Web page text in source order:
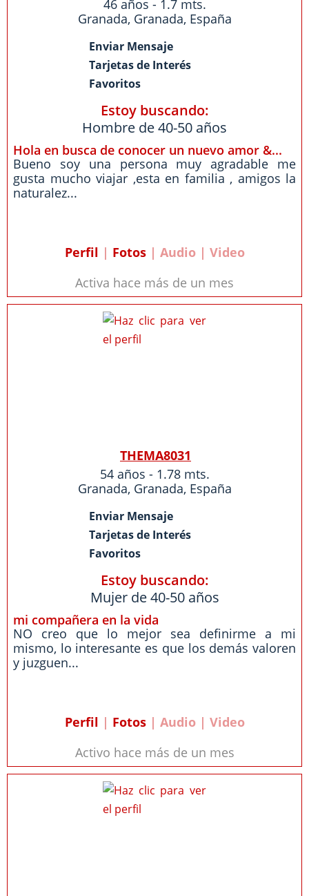
46 años - 1.7 mts.
Granada, Granada, España
Enviar Mensaje
Tarjetas de Interés
Favoritos
Estoy buscando:
Hombre de 40-50 años
Hola en busca de conocer un nuevo amor &...
Bueno soy una persona muy agradable me
gusta mucho viajar ,esta en familia , amigos la
naturalez...
Perfil | Fotos| Audio | Video
Activa hace más de un mes
THEMA8031
54 años - 1.78 mts.
Granada, Granada, España
Enviar Mensaje
Tarjetas de Interés
Favoritos
Estoy buscando:
Mujer de 40-50 años
mi compañera en la vida
NO creo que lo mejor sea definirme a mi
mismo, lo interesante es que los demás valoren
y juzguen...
Perfil | Fotos| Audio | Video
Activo hace más de un mes